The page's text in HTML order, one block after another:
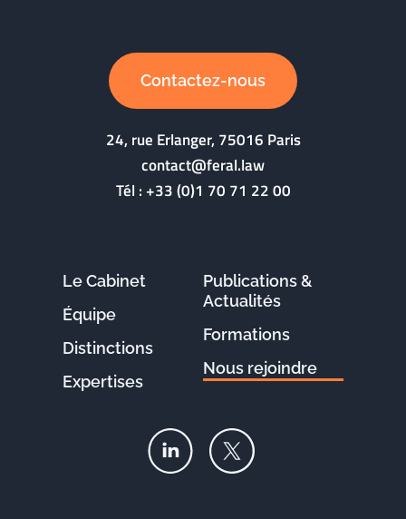
Contactez-nous
24, rue Erlanger, 75016 Paris
contact@feral.law
Tél :+33 (0)1 70 71 22 00
Le Cabinet
Équipe
Distinctions
Expertises
Publications &
Actualités
Formations
Nous rejoindre